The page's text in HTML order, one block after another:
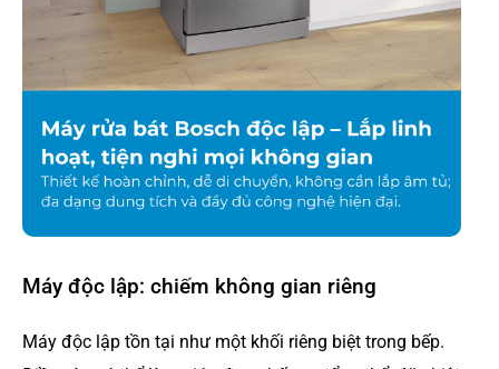
Máy độc lập: chiếm không gian riêng
Máy độc lập tồn tại như một khối riêng biệt trong bếp.